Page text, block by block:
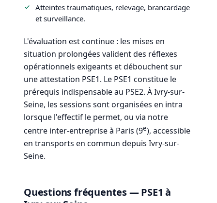
Atteintes traumatiques, relevage, brancardage
et surveillance.
L'évaluation est continue : les mises en
situation prolongées valident des réflexes
opérationnels exigeants et débouchent sur
une attestation PSE1. Le PSE1 constitue le
prérequis indispensable au PSE2. À Ivry-sur-
Seine, les sessions sont organisées en intra
lorsque l'effectif le permet, ou via notre
centre inter-entreprise à Paris (9e), accessible
en transports en commun depuis Ivry-sur-
Seine.
Questions fréquentes — PSE1 à